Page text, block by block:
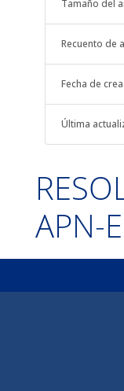
Tamaño del
Recuento de
Fecha de
Última
APN-